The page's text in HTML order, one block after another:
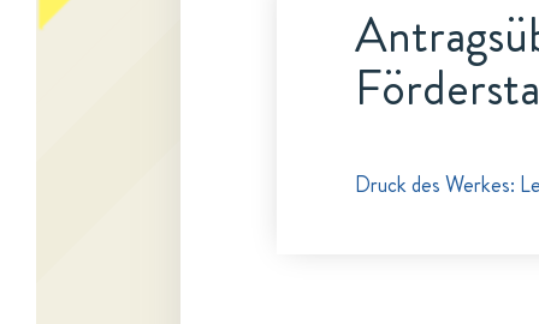
Druck des Werkes: